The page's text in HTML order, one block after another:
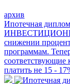
архив
Ипотечная
снижении
программам.
соответствующие
платить не 15 -